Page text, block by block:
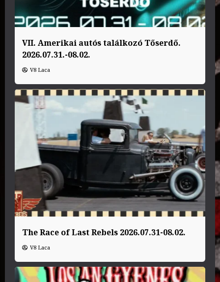
VII. Amerikai autós találkozó Tőserdő.
2026.07.31.-08.02.
V8 Laca
The Race of Last Rebels 2026.07.31-08.02.
V8 Laca